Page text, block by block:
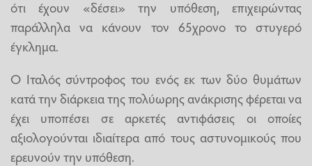
ότι έχουν «δέσει» την υπόθεση, επιχειρώντας
παράλληλα να κάνουν τον 65χρονο το στυγερό
έγκλημα.
Ο Ιταλός σύντροφος του ενός εκ των δύο θυμάτων
κατά την διάρκεια της πολύωρης ανάκρισης φέρεται να
έχει υποπέσει σε αρκετές αντιφάσεις οι οποίες
αξιολογούνται ιδιαίτερα από τους αστυνομικούς που
ερευνούν την υπόθεση.